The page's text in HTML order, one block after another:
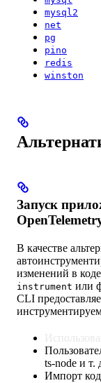
mysql2
net
pg
pino
redis
winston
Запуск
В качестве
изменений в
instrument или
CLI
ts-node и т.
Импорт